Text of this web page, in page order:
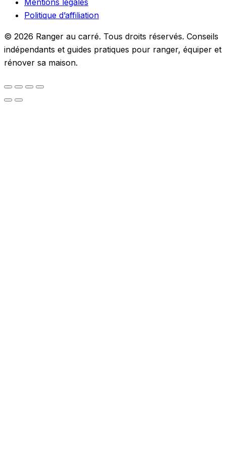
Politique d’affiliation
© 2026 Ranger au carré. Tous droits réservés. Conseils
indépendants et guides pratiques pour ranger, équiper et
rénover sa maison.